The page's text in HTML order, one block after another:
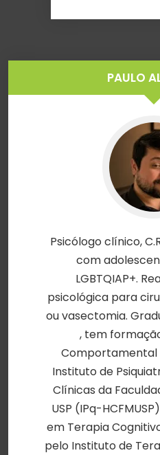
PAULO
Psicólogo clínico,
com
LGBTQIAP+.
psicológica para
ou vasectomia.
, tem
Comportamental
Instituto de
Clínicas da
USP (IPq-
em Terapia
pelo Instituto de